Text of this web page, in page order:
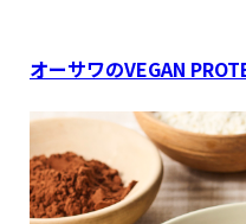
オーサワのVEGAN